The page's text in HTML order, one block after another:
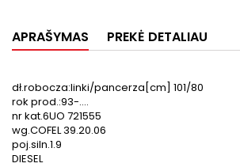
APRAŠYMAS PREKĖ DETALIAU
dł.robocza:linki/pancerza[cm] 101/80
rok prod.:93-....
nr kat.6UO 721555
wg.COFEL 39.20.06
poj.siln.1.9
DIESEL